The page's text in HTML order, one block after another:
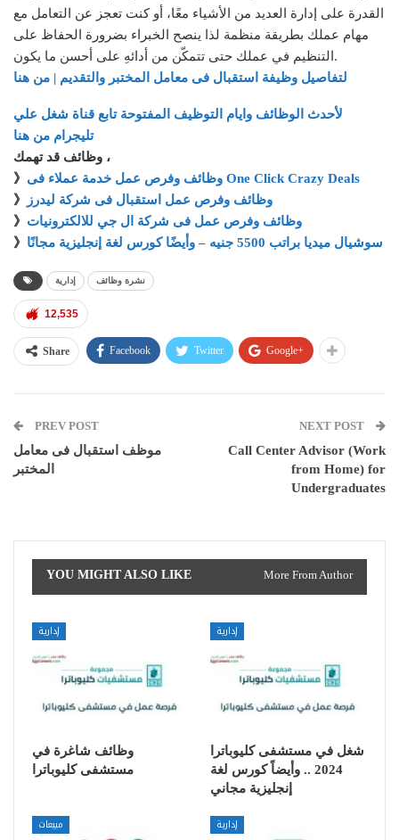
القدرة على إدارة العديد من الأشياء معًا، أو كنت تعجز عن التعامل مع
مهام عملك بطريقة منظمة لذا ينصح الخبراء بضرورة الحفاظ على
التنظيم في عملك حتى تتمكّن من أدائهِ على أحسن ما يكون.
لتفاصيل وظيفة استقبال فى معامل المختبر والتقديم | من هنا
لأحدث الوظائف وايام التوظيف المفتوحة تابع قناة شغل علي
تليجرام من هنا
وظائف قد تهمك ،
》
وظائف وفرص عمل خدمة عملاء فى One Click Crazy Deals
》
وظائف وفرص عمل استقبال فى شركة ليدرز
》 وظائف وفرص عمل فى شركة ال جي للالكترونيات
》
سوشيال ميديا براتب 5500 جنيه – وأيضًا كورس لغة إنجليزية مجانًا
إدارية نشرة وظائف
12,535
Share Facebook Twitter Google+
PREV POST
موظف استقبال فى معامل
المختبر
NEXT POST
Call Center Advisor (Work
from Home) for
Undergraduates
YOU MIGHT ALSO LIKE More From Author
إدارية
وظائف شاغرة في
مستشفى كليوباترا
إدارية
شغل في مستشفى كليوباترا
2024 .. وأيضاً كورس لغة
إنجليزية مجاني
مبيعات إدارية